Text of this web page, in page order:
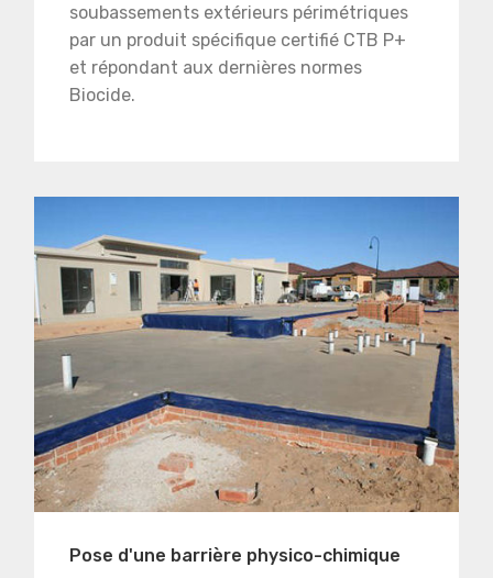
soubassements extérieurs périmétriques
par un produit spécifique certifié CTB P+
et répondant aux dernières normes
Biocide.
Pose d'une barrière physico-chimique